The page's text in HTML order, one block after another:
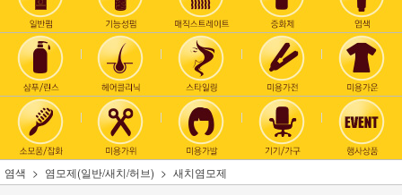
염색 염모제(일반/새치/허브) 새치염모제